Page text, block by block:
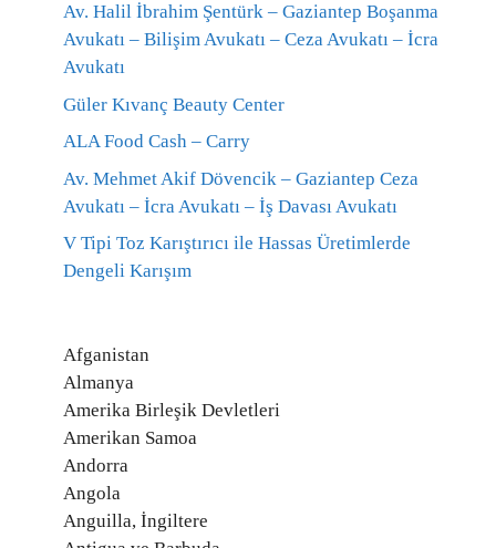
Av. Halil İbrahim Şentürk – Gaziantep Boşanma
Avukatı – Bilişim Avukatı – Ceza Avukatı – İcra
Avukatı
Güler Kıvanç Beauty Center
ALA Food Cash – Carry
Av. Mehmet Akif Dövencik – Gaziantep Ceza
Avukatı – İcra Avukatı – İş Davası Avukatı
V Tipi Toz Karıştırıcı ile Hassas Üretimlerde
Dengeli Karışım
Afganistan
Almanya
Amerika Birleşik Devletleri
Amerikan Samoa
Andorra
Angola
Anguilla, İngiltere